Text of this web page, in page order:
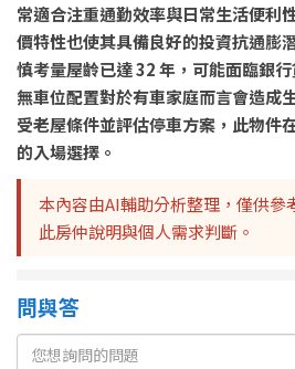
常適合注重通勤效率與日常生活便利
價特性也使其具備良好的投資抗通膨
慎考量屋齡已達 32 年，可能面臨銀
無車位配置對於有車家庭而言會造成
受老屋條件並評估停車方案，此物件
的入場選擇。
本內容由AI輔助分析整理，僅供參
此房仲說明與個人需求判斷。
問與答